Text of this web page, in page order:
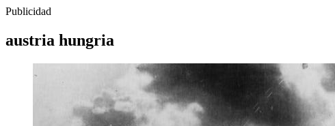
Publicidad
austria hungria